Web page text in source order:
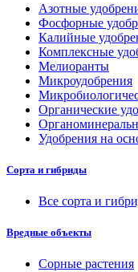
Азотные
Фосфорные
Калийные
Комплексные
Мелиоранты
Микроудобрения
Органические
Удобрения на
Сорта и гибриды
Все сорта и
Вредные объекты
Сорные растения